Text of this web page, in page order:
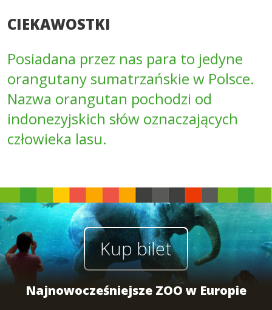
CIEKAWOSTKI
Posiadana przez nas para to jedyne
orangutany sumatrzańskie w Polsce.
Nazwa orangutan pochodzi od
indonezyjskich słów oznaczających
człowieka lasu.
Najnowocześniejsze ZOO w Europie
Kup bilet